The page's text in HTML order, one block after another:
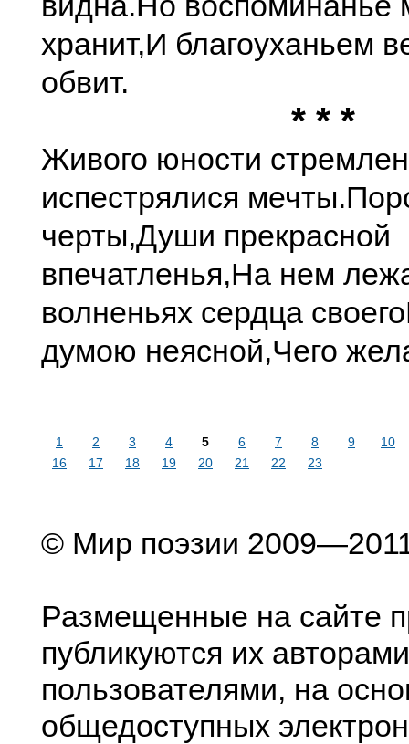
хранит,И благоуханьем
обвит.
* * *
Живого юности
испестрялися мечты.
черты,Души прекрасной
впечатленья,На нем
волненьях сердца своего
думою неясной,Чего
1 2 3 4 5 6 7 8 9
10
16
17 18 19 20 21 22 23
© Мир поэзии
Размещенные на сайте
публикуются их
пользователями, на
общедоступных